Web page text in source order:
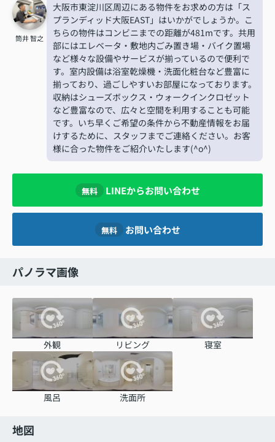
筒井 智之
大阪市東淀川区周辺にある物件をお求めの方は「ス
プランディッド大阪EAST」はいかがでしょうか。こ
ちらの物件はコンビニまでの距離が481mです。共用
部にはエレベータ・敷地内ごみ置き場・バイク置場
など様々な設備やサービスが揃っているので便利で
す。室内設備は浴室乾燥機・洗面化粧台など豊富に
揃っており、過ごしやすいお部屋になっております。
収納はシューズボックス・ウォークインクロゼット
など豊富なので、広々と空間を利用することも可能
です。いち早くご希望の条件から不動産情報をお届
けするために、スタッフまでご連絡ください。お客
様に合った物件をご紹介いたします(^o^)
無料 LINEからお問い合わせ
無料 お問い合わせ
パノラマ画像
外観 リビング 寝室
風呂 洗面所
地図